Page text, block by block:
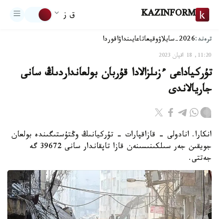
KAZINFORM ق ز
ترەند:2026-سايلاۋ وقيعاتاعايىنداۋاقوردا
11:20, 18 اقپان 2023
تۇركياداعى ءزىلزالادا قۇربان بولعانداردىڭ سانى
جاريالاندى
انكارا. انادولى - قازاقپارات - تۇركيانىڭ وڭتۇستىگىندە بولعان
جويقىن جەر سىلكىنىسىنەن قازا تاپقاندار سانى 39672 گە
جەتتى.